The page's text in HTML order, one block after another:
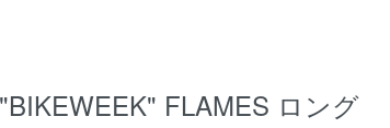
FLAMES ロング